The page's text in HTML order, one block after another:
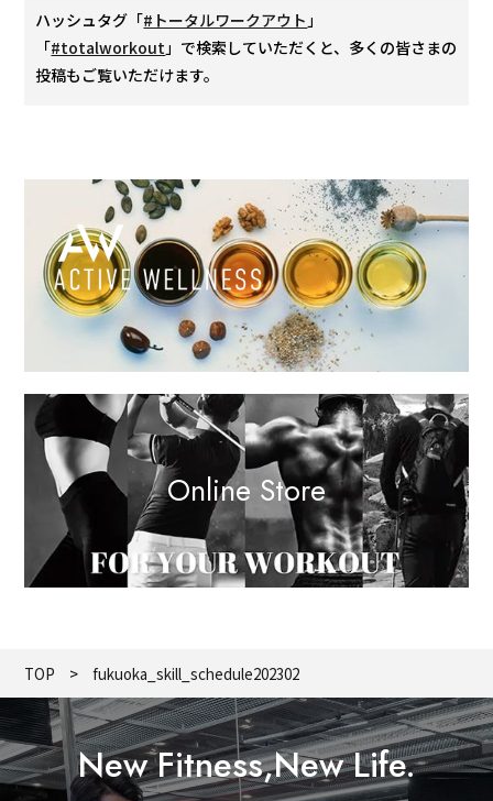
ハッシュタグ「#トータルワークアウト 」
「#totalworkout 」で検索していただくと、多くの皆さまの
投稿もご覧いただけます。
Online Store
TOP fukuoka_skill_schedule202302
New Fitness,New Life.